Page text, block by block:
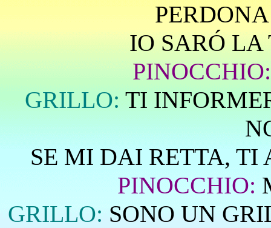
IO SARÓ LA
GRILLO:TI
SE MI DAI RETTA,
PINOCCHIO:
GRILLO: SONO UN